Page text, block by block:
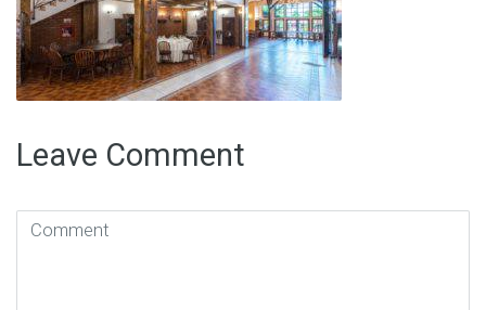
Leave Comment
Comment